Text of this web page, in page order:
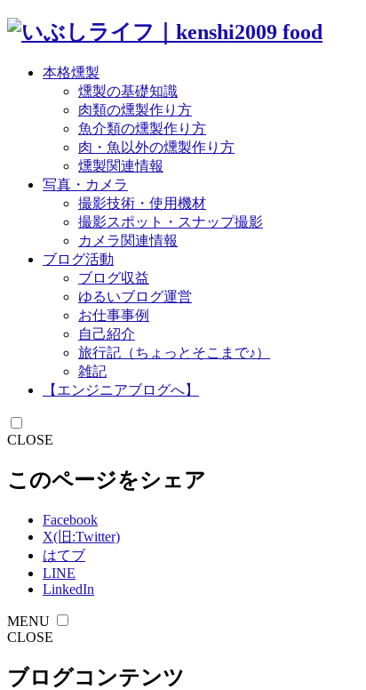
本格燻製
燻製の基礎知識
肉類の燻製作り方
魚介類の燻製作り方
肉・魚以外の燻製作り方
燻製関連情報
写真・カメラ
撮影技術・使用機材
撮影スポット・スナップ撮影
カメラ関連情報
ブログ活動
ブログ収益
ゆるいブログ運営
お仕事事例
自己紹介
旅行記（ちょっとそこまで♪）
雑記
【エンジニアブログへ】
CLOSE
このページをシェア
Facebook
X(旧:Twitter)
はてブ
LINE
LinkedIn
MENU
CLOSE
ブログコンテンツ